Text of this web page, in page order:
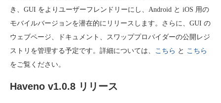
き、GUI をよりユーザーフレンドリーにし、Android と iOS 用の
モバイルバージョンを潜在的にリリースします。さらに、GUI の
ウェブページ、ドキュメント、スワッププロバイダーの公開レジ
ストリを管理する予定です。詳細については、 こちら と こちら
をご覧ください。
Haveno v1.0.8 リリース